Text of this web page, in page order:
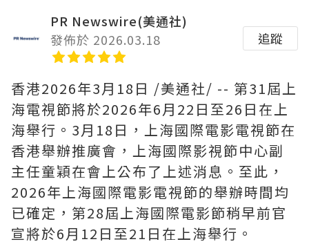
PR Newswire(美通社)
發佈於 2026.03.18
追蹤
香港2026年3月18日 /美通社/ -- 第31屆上
海電視節將於2026年6月 22 日至26 日在上
海舉行。 3月 18 日，上海國際電影電視節在
香港舉辦推廣會，上海國際影視節中心副
主任童穎在會上公布了上述消息。至此，
2026年上海國際電影電視節的舉辦時間均
已確定，第28屆上海國際電影節稍早前官
宣將於6月 12 日至21 日在上海舉行。